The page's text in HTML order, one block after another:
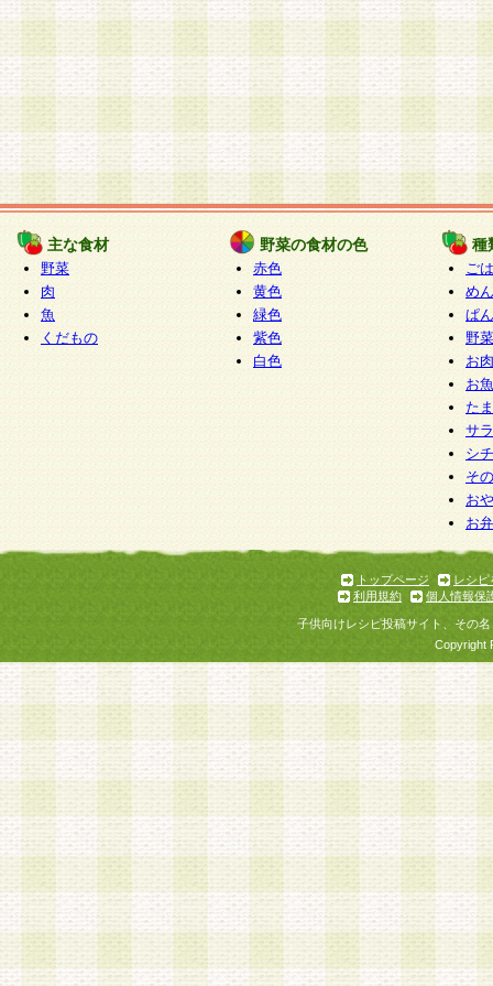
主な食材
野菜
肉
魚
くだもの
野菜の食材の色
赤色
黄色
緑色
紫色
白色
種
ご
めん
ぱん
野
お
お
た
サ
シ
そ
お
お
トップページ
レシピ
利用規約
個人情報保
子供向けレシピ投稿サイト、その
Copyright